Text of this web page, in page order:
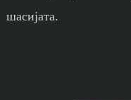
шасијата.